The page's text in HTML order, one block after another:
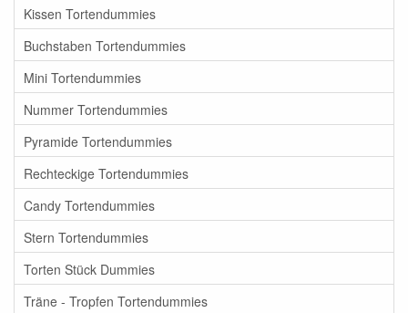
Kissen Tortendummies
Buchstaben Tortendummies
Mini Tortendummies
Nummer Tortendummies
Pyramide Tortendummies
Rechteckige Tortendummies
Candy Tortendummies
Stern Tortendummies
Torten Stück Dummies
Träne - Tropfen Tortendummies